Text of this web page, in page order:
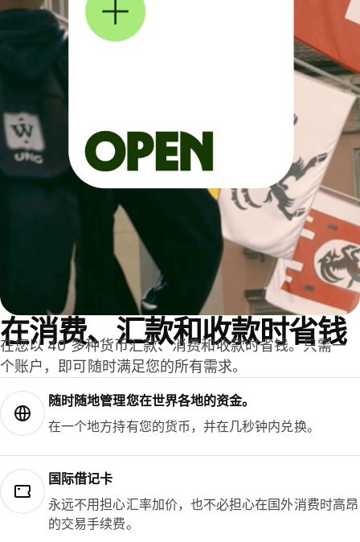
在消费、汇款和收款时省钱
在您以 40 多种货币汇款、消费和收款时省钱。只需一
个账户，即可随时满足您的所有需求。
随时随地管理您在世界各地的资金。
在一个地方持有您的货币，并在几秒钟内兑换。
国际借记卡
永远不用担心汇率加价，也不必担心在国外消费时高昂
的交易手续费。